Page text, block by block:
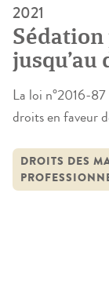
2021
jusqu’au
Quelles
La loi n°2016-
droits en faveur
profonde et
conscience
qui a succédé
DROITS DES